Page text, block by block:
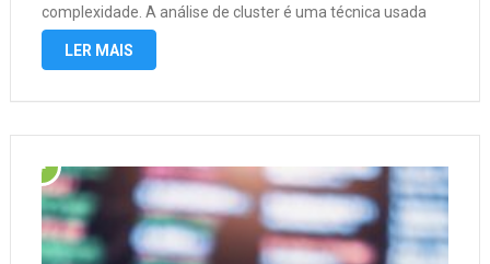
complexidade. A análise de cluster é uma técnica usada
para agrupar conjuntos de objetos com características
LER MAIS